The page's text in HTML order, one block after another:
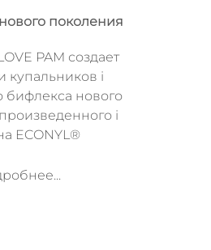
поколения
PAM создает
купальников i
бифлекса нового
i
ECONYL®